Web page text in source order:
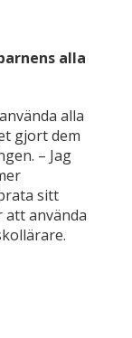
alla
alla
gjort dem
– Jag
sitt
använda